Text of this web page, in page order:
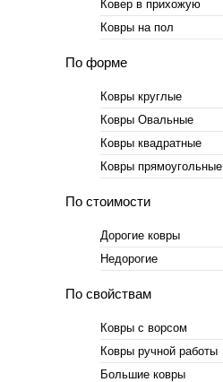
Ковер в прихожую
Ковры на пол
По форме
Ковры круглые
Ковры Овальные
Ковры квадратные
Ковры прямоугольные
По стоимости
Дорогие ковры
Недорогие
По свойствам
Ковры с ворсом
Ковры ручной работы
Большие ковры